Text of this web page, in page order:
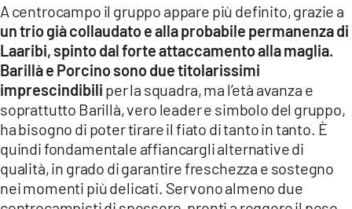
A centrocampo il gruppo appare più definito, grazie a
un trio già collaudato e alla probabile permanenza di
Laaribi, spinto dal forte attaccamento alla maglia.
Barillà e Porcino sono due titolarissimi
imprescindibili per la squadra, ma l’età avanza e
soprattutto Barillà, vero leader e simbolo del gruppo,
ha bisogno di poter tirare il fiato di tanto in tanto. È
quindi fondamentale affiancargli alternative di
qualità, in grado di garantire freschezza e sostegno
nei momenti più delicati. Servono almeno due